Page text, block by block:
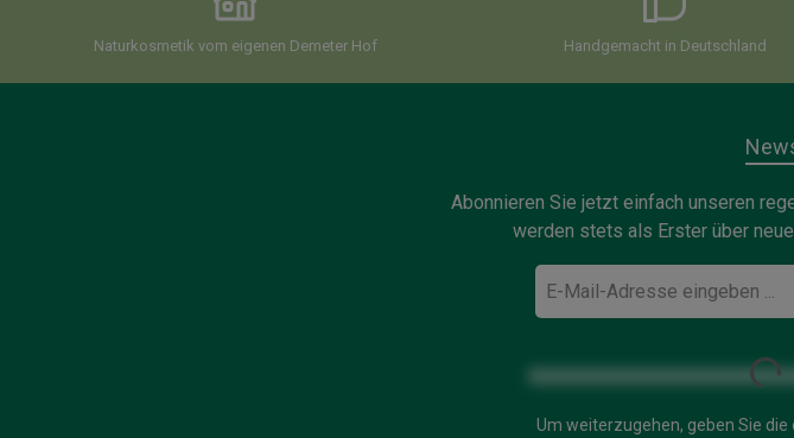
Naturkosmetik vom eigenen Demeter Hof Handgemacht in Deutschland
Abonnieren Sie jetzt einfach unseren
werden stets als Erster über
Mail-
Um weiterzugehen, geben Sie